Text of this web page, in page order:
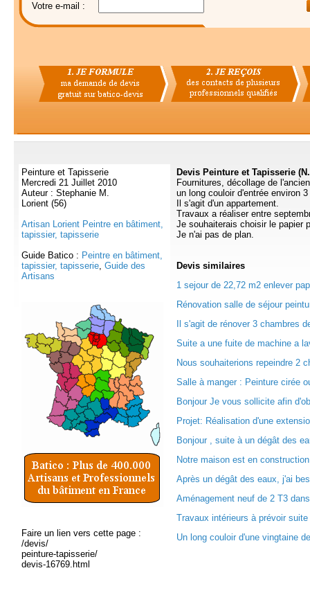
Votre e-mail :
Peinture et Tapisserie
Mercredi 21 Juillet 2010
Auteur : Stephanie M.
Lorient (56)
Artisan Lorient Peintre en bâtiment,
tapissier, tapisserie
Guide Batico : Peintre en bâtiment,
tapissier, tapisserie, Guide des
Artisans
Faire un lien vers cette page :
/devis/
peinture-tapisserie/
devis-16769.html
Devis Peinture et Tapisserie
Fournitures, décollage de
un long couloir d'entrée environ
Il s'agit d'un appartement.
Travaux a réaliser entre
Je souhaiterais choisir le papier
Je n'ai pas de plan.
Devis similaires
1 sejour de 22,72 m2 enlever
Rénovation salle de séjour
Il s'agit de rénover 3 chambres
Suite a une fuite de machine a
Nous souhaiterions repeindre 2
Salle à manger : Peinture cirée
Bonjour Je vous sollicite afin
Projet: Réalisation d'une
Bonjour , suite à un dégât des
Notre maison est en
Après un dégât des eaux, j'ai
Aménagement neuf de 2 T3
Travaux intérieurs à prévoir
Un long couloir d'une vingtaine